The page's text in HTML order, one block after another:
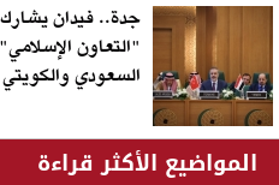
جدة.. فيدان يشارك
"التعاون
السعودي والكويتي
المواضيع الأكثر قراءة